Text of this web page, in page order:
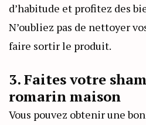
d’habitude et profitez des
N’oubliez pas de nettoyer
faire sortir le produit.
3. Faites votre
romarin maison
Vous pouvez obtenir une